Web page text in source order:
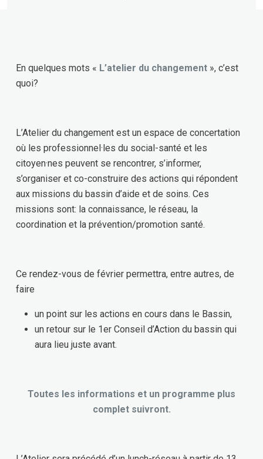
En quelques mots « L’atelier du changement », c’est
quoi?
L’Atelier du changement est un espace de concertation
où les professionnel·les du social-santé et les
citoyen·nes peuvent se rencontrer, s’informer,
s’organiser et co-construire des actions qui répondent
aux missions du bassin d’aide et de soins. Ces
missions sont: la connaissance, le réseau, la
coordination et la prévention/promotion santé.
Ce rendez-vous de février permettra, entre autres, de
faire
un point sur les actions en cours dans le Bassin,
un retour sur le 1er Conseil d’Action du bassin qui
aura lieu juste avant.
Toutes les informations et un programme plus
complet suivront.